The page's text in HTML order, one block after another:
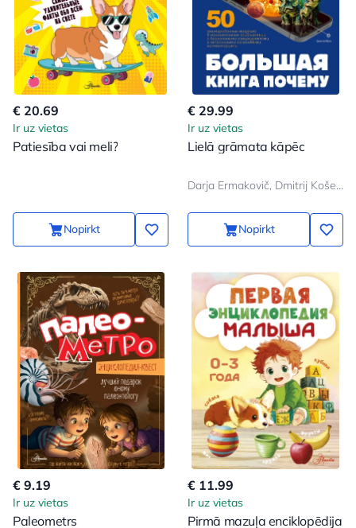
€ 20.69
Ir uz vietas
Patiesība vai meli?
Nopirkt
€ 29.99
Ir uz vietas
Lielā grāmata kāpēc
Darja Ermakovič, Dmitrij Koševar, Anna Spektor, Andrej Mernikov, Vjačeslav Likso, Elena Homič
Nopirkt
€ 9.19
Ir uz vietas
Paleometrs
€ 11.99
Ir uz vietas
Pirmā mazuļa enciklopēdija